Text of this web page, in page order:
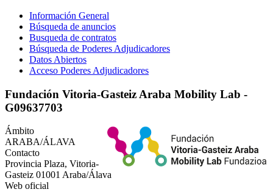
Información General
Búsqueda de anuncios
Busqueda de contratos
Búsqueda de Poderes Adjudicadores
Datos Abiertos
Acceso Poderes Adjudicadores
Fundación Vitoria-Gasteiz Araba Mobility Lab -
G09637703
Ámbito
ARABA/ÁLAVA
Contacto
Provincia Plaza, Vitoria-
Gasteiz 01001 Araba/Álava
Web oficial